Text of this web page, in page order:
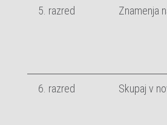
5. razred Znamenja
6. razred Skupaj v